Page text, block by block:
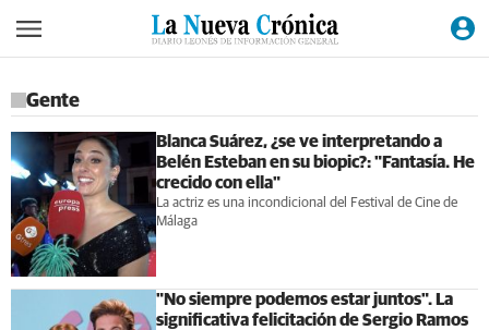
Gente
Blanca Suárez, ¿se ve interpretando a
Belén Esteban en su biopic?: "Fantasía. He
crecido con ella"
La actriz es una incondicional del Festival de Cine de
Málaga
"No siempre podemos estar juntos". La
significativa felicitación de Sergio Ramos